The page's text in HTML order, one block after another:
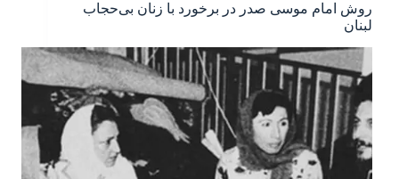
روش امام موسی صدر در برخورد با زنان بی‌حجاب
لبنان